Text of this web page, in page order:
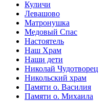
Куличи
Левашово
Матронушка
Медовый Спас
Настоятель
Наш Храм
Наши дети
Николай Чудотворец
Никольский храм
Памяти о. Василия
Памяти о. Михаила